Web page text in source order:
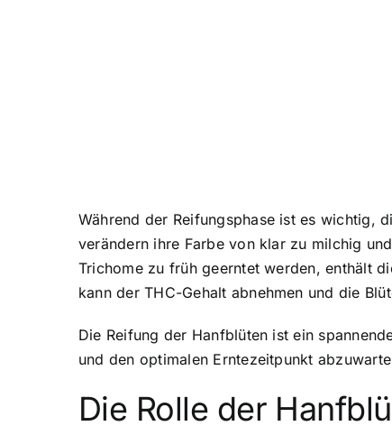
Während der Reifungsphase ist es wichtig,
verändern ihre Farbe von klar zu milchig
Trichome zu früh geerntet werden, enthält
kann der THC-Gehalt abnehmen und die
Die Reifung der Hanfblüten ist ein
und den optimalen Erntezeitpunkt
Die Rolle der